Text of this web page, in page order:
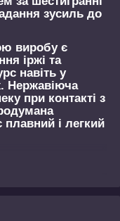
зусиль до
виробу є
іржі та
навіть у
Нержавіюча
при контакті з
плавний і легкий